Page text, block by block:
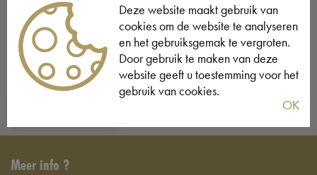
Meer info ?
Deze website maakt gebruik van
cookies om de website te analyseren
en het gebruiksgemak te vergroten.
Door gebruik te maken van deze
website geeft u toestemming voor het
gebruik van cookies.
OK